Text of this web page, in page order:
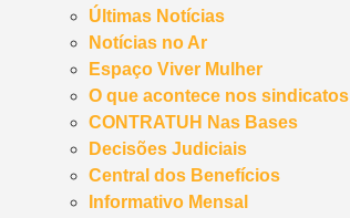
Últimas Notícias
Notícias no Ar
Espaço Viver Mulher
O que acontece nos sindicatos
CONTRATUH Nas Bases
Decisões Judiciais
Central dos Benefícios
Informativo Mensal